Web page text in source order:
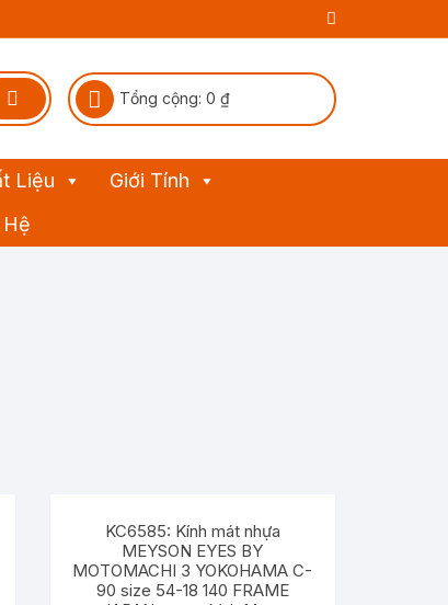
Tổng cộng: 0 ₫
Liệu
Giới Tính
Hệ
KC6585: Kính mát nhựa
MEYSON EYES BY
MOTOMACHI 3 YOKOHAMA C-
90 size 54-18 140 FRAME